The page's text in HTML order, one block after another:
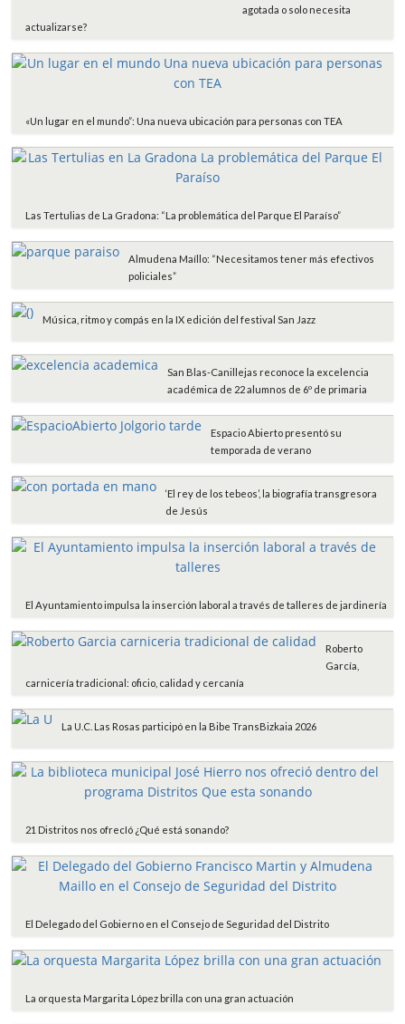
agotada o solo necesita
actualizarse?
«Un lugar en el mundo”: Una nueva ubicación para personas con TEA
Las Tertulias de La Gradona: “La problemática del Parque El Paraíso”
Almudena Maíllo: “Necesitamos tener más efectivos
policiales”
Música, ritmo y compás en la IX edición del festival San Jazz
San Blas-Canillejas reconoce la excelencia
académica de 22 alumnos de 6º de primaria
Espacio Abierto presentó su
temporada de verano
‘El rey de los tebeos’, la biografía transgresora
de Jesús
El Ayuntamiento impulsa la inserción laboral a través de talleres de jardinería
Roberto
García,
carnicería tradicional: oficio, calidad y cercanía
La U.C. Las Rosas participó en la Bibe TransBizkaia 2026
21 Distritos nos ofrecIó ¿Qué está sonando?
El Delegado del Gobierno en el Consejo de Seguridad del Distrito
La orquesta Margarita López brilla con una gran actuación